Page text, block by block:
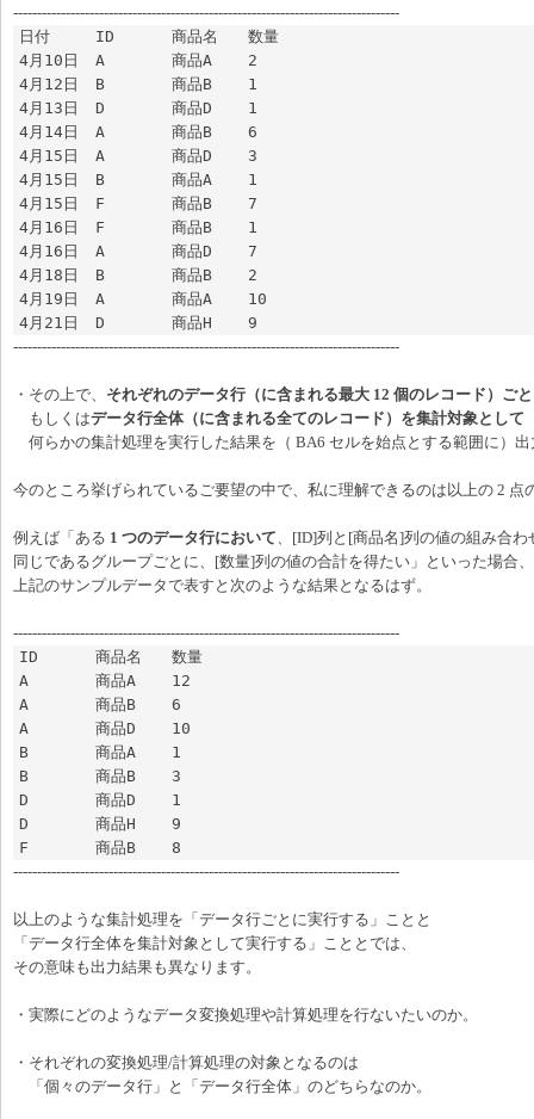
---------------------------------------------------------------------------------
日付	ID	商品名	数量
4月10日	A	商品A	2
4月12日	B	商品B	1
4月13日	D	商品D	1
4月14日	A	商品B	6
4月15日	A	商品D	3
4月15日	B	商品A	1
4月15日	F	商品B	7
4月16日	F	商品B	1
4月16日	A	商品D	7
4月18日	B	商品B	2
4月19日	A	商品A	10
4月21日	D	商品H	9
---------------------------------------------------------------------------------
・その上で、 それぞれのデータ行（に含まれる最大 12 個のレコード）ご
もしくはデータ行全体（に含まれる全てのレコード）を集計対象として
何らかの集計処理を実行した結果を（ BA6 セルを始点とする範囲に）出
今のところ挙げられているご要望の中で、私に理解できるのは以上の 2 点
例えば「ある 1 つのデータ行において 、[ID]列と[商品名]列の値の組み合わ
同じであるグループごとに、[数量]列の値の合計を得たい」といった場合、
上記のサンプルデータで表すと次のような結果となるはず。
---------------------------------------------------------------------------------
ID	商品名	数量
A	商品A	12
A	商品B	6
A	商品D	10
B	商品A	1
B	商品B	3
D	商品D	1
D	商品H	9
F	商品B	8
---------------------------------------------------------------------------------
以上のような集計処理を「データ行ごとに実行する」ことと
「データ行全体を集計対象として実行する」こととでは、
その意味も出力結果も異なります。
・実際にどのようなデータ変換処理や計算処理を行ないたいのか。
・それぞれの変換処理/計算処理の対象となるのは
「個々のデータ行」と「データ行全体」のどちらなのか。